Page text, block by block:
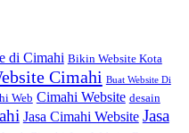
di Cimahi Bikin Website Kota
Cimahi Buat Website Di
Web Cimahi Website desain
Jasa Cimahi Website Jasa